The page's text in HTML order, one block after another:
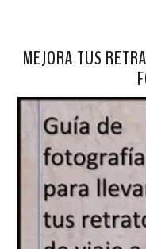
MEJORA TUS